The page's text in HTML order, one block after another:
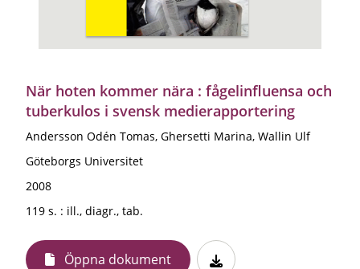
När hoten kommer nära : fågelinfluensa och
tuberkulos i svensk medierapportering
Andersson Odén Tomas, Ghersetti Marina, Wallin Ulf
Göteborgs Universitet
2008
119 s. : ill., diagr., tab.
Öppna dokument